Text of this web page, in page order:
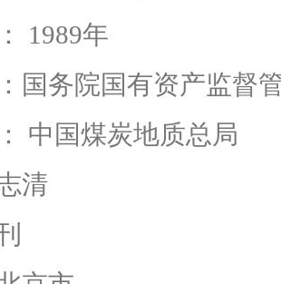
1989年
国务院国有资产监督
中国煤炭地质总局
清